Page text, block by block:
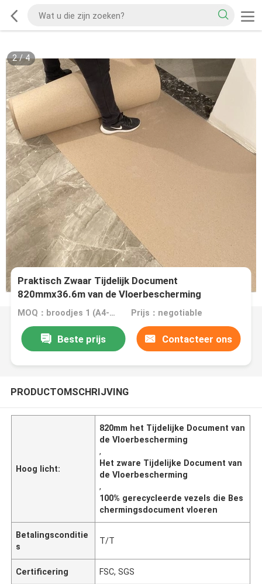
2/4
Praktisch Zwaar Tijdelijk Document
820mmx36.6m van de Vloerbescherming
MOQ：broodjes 1 (A4-grootte vrije steekproef) Prijs：negotiable
Beste prijs Contacteer ons
PRODUCTOMSCHRIJVING
Hoog licht:
820mm het Tijdelijke Document van
de Vloerbescherming
,
Het zware Tijdelijke Document van
de Vloerbescherming
,
100% gerecycleerde vezels die Bes
chermingsdocument vloeren
Betalingsconditie
s
T/T
Certificering FSC, SGS